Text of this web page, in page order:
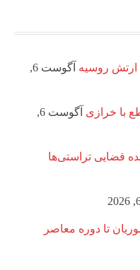
روسیه
آگوست 6,
با خرازی
آگوست 6,
قضایی تراستی‌ها